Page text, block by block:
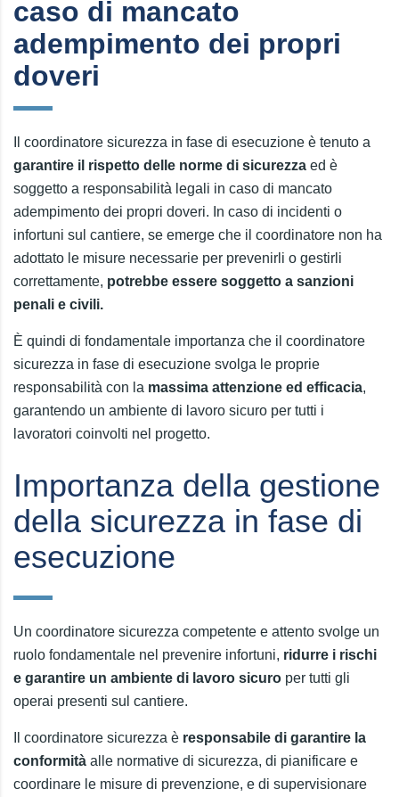
caso di mancato
adempimento dei propri
doveri
Il coordinatore sicurezza in fase di esecuzione è tenuto a
garantire il rispetto delle norme di sicurezza ed è
soggetto a responsabilità legali in caso di mancato
adempimento dei propri doveri. In caso di incidenti o
infortuni sul cantiere, se emerge che il coordinatore non ha
adottato le misure necessarie per prevenirli o gestirli
correttamente, potrebbe essere soggetto a sanzioni
penali e civili.
È quindi di fondamentale importanza che il coordinatore
sicurezza in fase di esecuzione svolga le proprie
responsabilità con la massima attenzione ed efficacia,
garantendo un ambiente di lavoro sicuro per tutti i
lavoratori coinvolti nel progetto.
Importanza della gestione
della sicurezza in fase di
esecuzione
Un coordinatore sicurezza competente e attento svolge un
ruolo fondamentale nel prevenire infortuni, ridurre i rischi
e garantire un ambiente di lavoro sicuro per tutti gli
operai presenti sul cantiere.
Il coordinatore sicurezza è responsabile di garantire la
conformità alle normative di sicurezza, di pianificare e
coordinare le misure di prevenzione, e di supervisionare